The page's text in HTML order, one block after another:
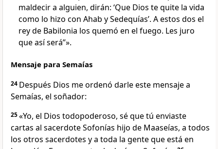
maldecir a alguien, dirán: ‘Que Dios te quite la vida
como lo hizo con Ahab y Sedequías’. A estos dos el
rey de Babilonia los quemó en el fuego. Les juro
que así será”».
Mensaje para Semaías
24 Después Dios me ordenó darle este mensaje a
Semaías, el soñador:
25«Yo, el Dios todopoderoso, sé que tú enviaste
cartas al sacerdote Sofonías hijo de Maaseías, a todos
los otros sacerdotes y a toda la gente que está en